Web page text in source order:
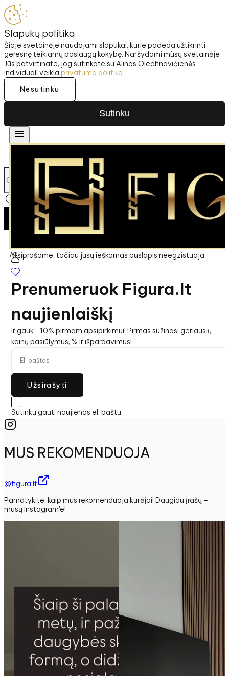
Slapukų politika
Šioje svetainėje naudojami slapukai, kurie padeda užtikrinti
geresnę teikiamų paslaugų kokybę. Naršydami müsų svetainėje
Jūs patvirtinate, jog sutinkate su Alinos Olechnavičienės
individuali veikla privatumo politika
Nesutinku
Sutinku
SIUNČIAME Į UŽSIENĮ
Puslapis nerastas
Atsiprašome, tačiau jūsų ieškomas puslapis neegzistuoja.
Prenumeruok Figura.lt
naujienlaiškį
Ir gauk -10% pirmam apsipirkimui! Pirmas sužinosi geriausių
kainų pasiūlymus, % ir išpardavimus!
Užsirašyti
Sutinku gauti naujienas el. paštu
MUS REKOMENDUOJA
@figura.lt
Pamatykite, kaip mus rekomenduoja kūrėjai! Daugiau įrašų –
mūsų Instagram'e!